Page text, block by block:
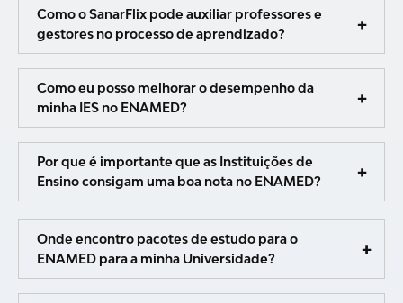
Como o SanarFlix pode auxiliar professores e
gestores no processo de aprendizado?
Como eu posso melhorar o desempenho da
minha IES no ENAMED?
Por que é importante que as Instituições de
Ensino consigam uma boa nota no ENAMED?
Onde encontro pacotes de estudo para o
ENAMED para a minha Universidade?